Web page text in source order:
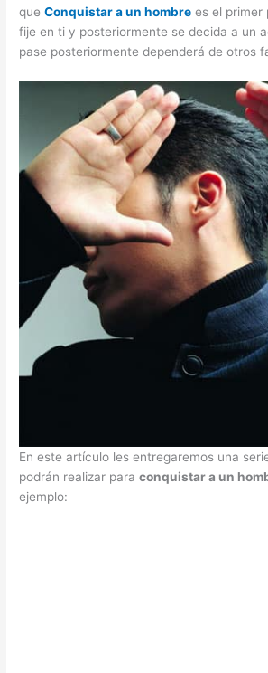
queConquistar a un hombre es el primer
fije en ti y posteriormente se decida a un
pase posteriormente dependerá de otros
En este artículo les entregaremos una
podrán realizar paraconquistar a un
ejemplo: